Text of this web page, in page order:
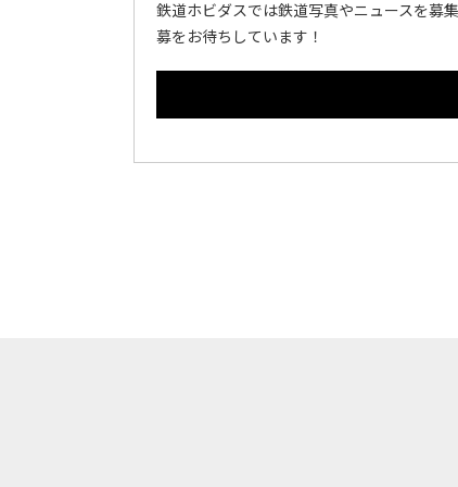
鉄道ホビダスでは鉄道写真やニュースを募
募をお待ちしています！